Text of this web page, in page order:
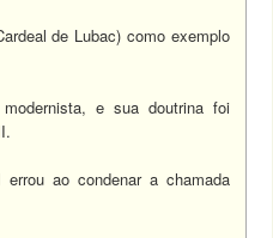
de Lubac) como exemplo
e sua doutrina foi
ao condenar a chamada